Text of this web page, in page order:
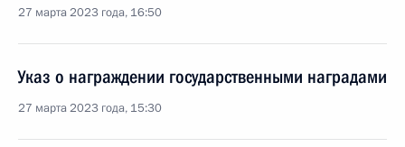
27 марта 2023 года, 16:50
Указ о награждении государственными наградами
27 марта 2023 года, 15:30